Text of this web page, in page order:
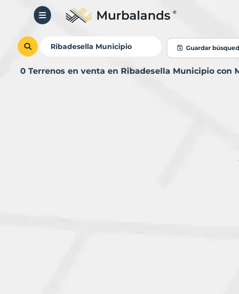
Guardar
0 Terrenos en venta en Ribadesella Municipio con